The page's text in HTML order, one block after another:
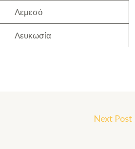
Λεμεσό
Λευκωσία
Next Post